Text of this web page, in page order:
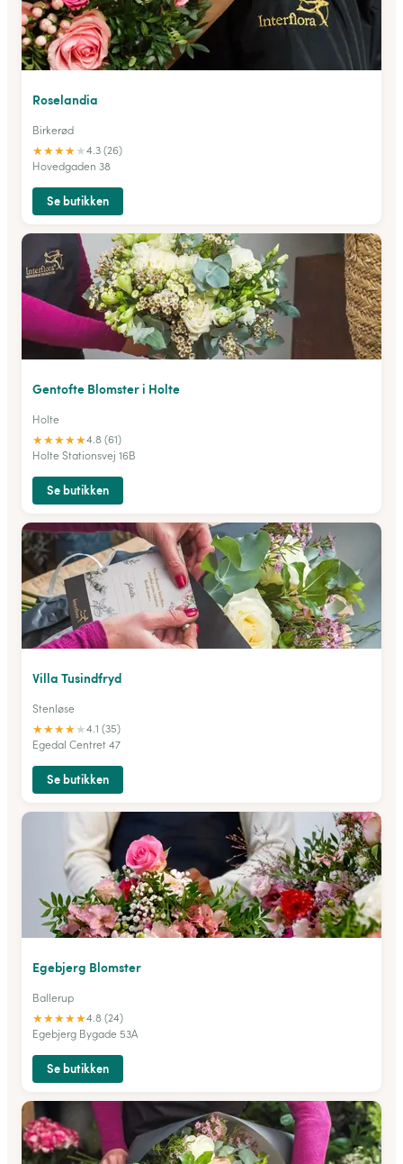
Roselandia
Birkerød
★★★★★4.3 (26)
Hovedgaden 38
Se butikken
Gentofte Blomster i Holte
Holte
★★★★★4.8 (61)
Holte Stationsvej 16B
Se butikken
Villa Tusindfryd
Stenløse
★★★★★4.1 (35)
Egedal Centret 47
Se butikken
Egebjerg Blomster
Ballerup
★★★★★4.8 (24)
Egebjerg Bygade 53A
Se butikken